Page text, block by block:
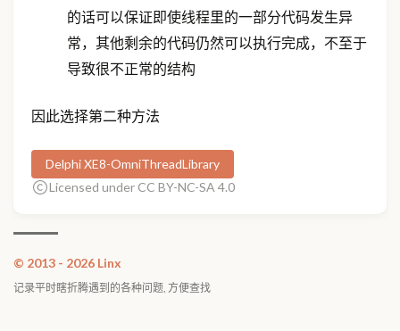
的话可以保证即使线程里的一部分代码发生异
常，其他剩余的代码仍然可以执行完成，不至于
导致很不正常的结构
因此选择第二种方法
Delphi XE8-OmniThreadLibrary
Licensed under CC BY-NC-SA 4.0
© 2013 - 2026 Linx
记录平时瞎折腾遇到的各种问题, 方便查找